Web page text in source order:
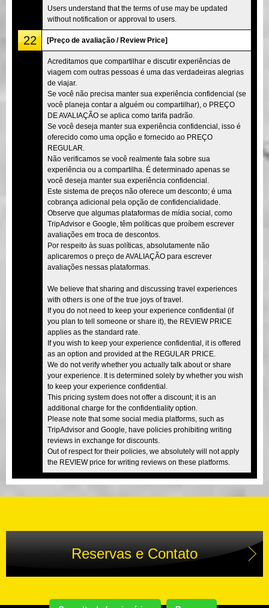
Users understand that the terms of use may be updated
without notification or approval to users.
22 [Preço de avaliação / Review Price]
Acreditamos que compartilhar e discutir experiências de
viagem com outras pessoas é uma das verdadeiras alegrias
de viajar.
Se você não precisa manter sua experiência confidencial (se
você planeja contar a alguém ou compartilhar), o PREÇO
DE AVALIAÇÃO se aplica como tarifa padrão.
Se você deseja manter sua experiência confidencial, isso é
oferecido como uma opção e fornecido ao PREÇO
REGULAR.
Não verificamos se você realmente fala sobre sua
experiência ou a compartilha. É determinado apenas se
você deseja manter sua experiência confidencial.
Este sistema de preços não oferece um desconto; é uma
cobrança adicional pela opção de confidencialidade.
Observe que algumas plataformas de mídia social, como
TripAdvisor e Google, têm políticas que proíbem escrever
avaliações em troca de descontos.
Por respeito às suas políticas, absolutamente não
aplicaremos o preço de AVALIAÇÃO para escrever
avaliações nessas plataformas.
We believe that sharing and discussing travel experiences
with others is one of the true joys of travel.
If you do not need to keep your experience confidential (if
you plan to tell someone or share it), the REVIEW PRICE
applies as the standard rate.
If you wish to keep your experience confidential, it is offered
as an option and provided at the REGULAR PRICE.
We do not verify whether you actually talk about or share
your experience. It is determined solely by whether you wish
to keep your experience confidential.
This pricing system does not offer a discount; it is an
additional charge for the confidentiality option.
Please note that some social media platforms, such as
TripAdvisor and Google, have policies prohibiting writing
reviews in exchange for discounts.
Out of respect for their policies, we absolutely will not apply
the REVIEW price for writing reviews on these platforms.
Reservas e Contato